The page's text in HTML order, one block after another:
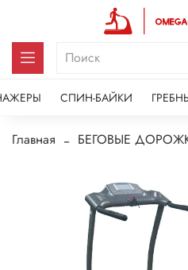
СПИН-БАЙКИ
Главная БЕГОВЫЕ